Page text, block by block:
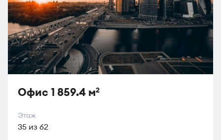
Офис 1 859.4 м2
Этаж
35 из 62